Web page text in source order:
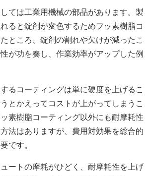
ては工業用機械の部品があります。製
ると錠剤が変色するためフッ素樹脂コ
ところ、錠剤の割れや欠けが減ったこ
が功を奏し、作業効率がアップした例
るコーティングは単に硬度を上げるこ
とかえってコストが上がってしまうこ
素樹脂コーティング以外にも耐摩耗性
法はありますが、費用対効果を総合的
です。
ートの摩耗がひどく、耐摩耗性を上げ